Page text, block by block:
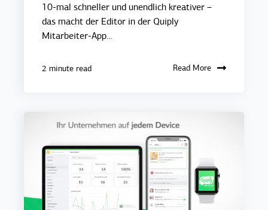
10-mal schneller und unendlich kreativer –
das macht der Editor in der Quiply
Mitarbeiter-App...
2 minute read Read More